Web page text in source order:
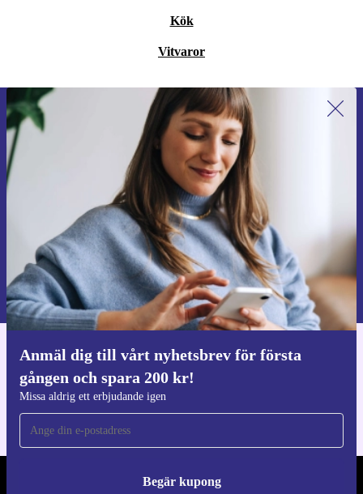
Kök
Vitvaror
Anmäl dig till vårt nyhetsbrev för första
gången och spara 200 kr!
Missa aldrig ett erbjudande igen
Begär kupong
Anmäl dig till vårt nyhetsbrev för
första gången och spara 200 kr!
Missa aldrig ett erbjudande igen.
Begär kupong
Information om användningen av personuppgifter finns i vår
Integritetspolicy
Ladda ner refurbed appen
För iOS och Android
REFURBED SVERIGE - RETHINK NEW.